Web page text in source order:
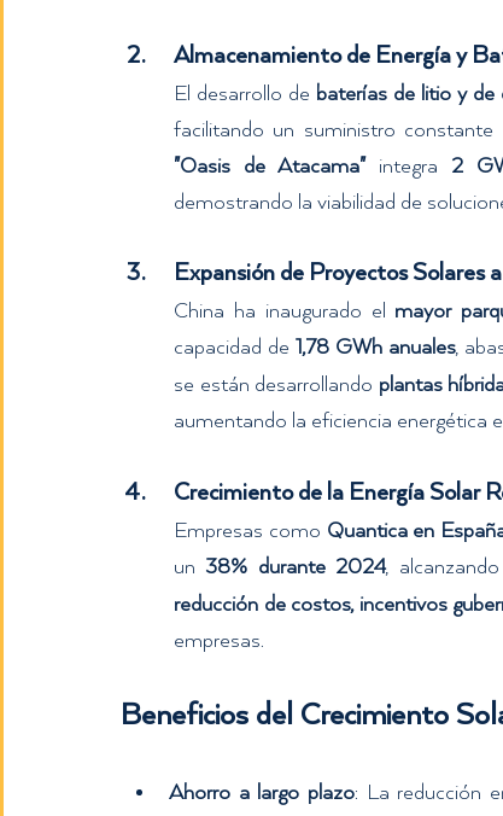
Almacenamiento de Energía y
El desarrollo de baterías de litio y de
"Oasis de Atacama" integra 2
demostrando la viabilidad de
Expansión de Proyectos Solares
China ha inaugurado el mayor
capacidad de 1,78 GWh anuales,
se están desarrollando plantas
aumentando la eficiencia energética
Crecimiento de la Energía Solar
Empresas como Quantica en
un 38% durante 2024, alcanzando
reducción de costos, incentivos
empresas.
Beneficios del Crecimiento
Ahorro a largo plazo: La reducción